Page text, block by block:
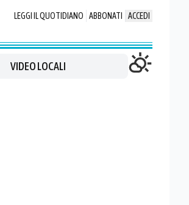
LEGGI IL QUOTIDIANO ABBONATI ACCEDI
VIDEO LOCALI